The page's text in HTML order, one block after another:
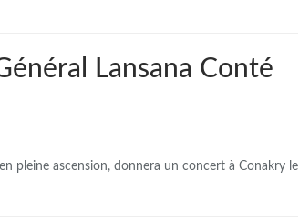
Lansana Conté
pleine ascension, donnera un concert à Conakry le